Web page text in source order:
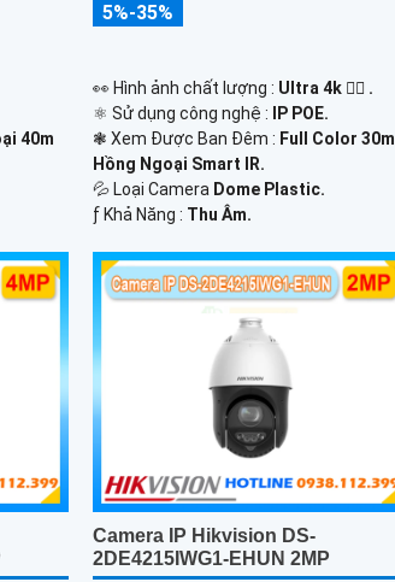
40m
5%-35%
️👀 Hình ảnh chất lượng : Ultra 4k 👍🏾 .
⚛️ Sử dụng công nghệ :
IP POE.
❃ Xem Được Ban Đêm : Full Color 30m
Hồng Ngoại Smart IR.
💦 Loại Camera Dome Plastic.
️ƒ Khả Năng : Thu Âm.
Camera IP Hikvision DS-
2DE4215IWG1-EHUN 2MP